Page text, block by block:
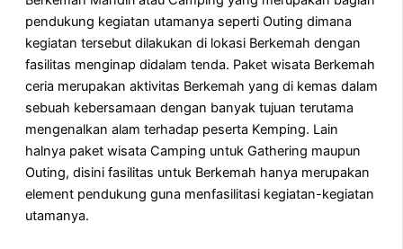
pendukung kegiatan utamanya seperti Outing dimana
kegiatan tersebut dilakukan di lokasi Berkemah dengan
fasilitas menginap didalam tenda. Paket wisata Berkemah
ceria merupakan aktivitas Berkemah yang di kemas dalam
sebuah kebersamaan dengan banyak tujuan terutama
mengenalkan alam terhadap peserta Kemping. Lain
halnya paket wisata Camping untuk Gathering maupun
Outing, disini fasilitas untuk Berkemah hanya merupakan
element pendukung guna menfasilitasi kegiatan-kegiatan
utamanya.